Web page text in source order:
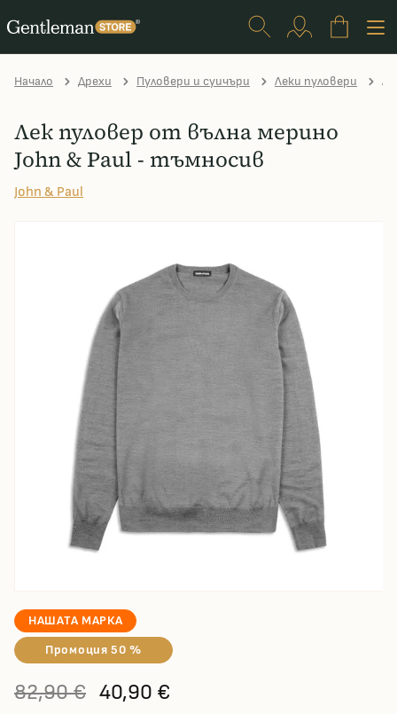
Начало Дрехи Пуловери и суичъри Леки пуловери
Лек пуловер от вълна мерино
John & Paul - тъмносив
John & Paul
НАШАТА МАРКА
Промоция 50 %
82,90 € 40,90 €